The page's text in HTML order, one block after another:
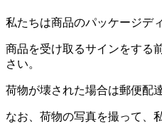
私たちは商品のパッケージデ
商品を受け取るサインをする
さい。
荷物が壊された場合は郵便配
なお、荷物の写真を撮って、